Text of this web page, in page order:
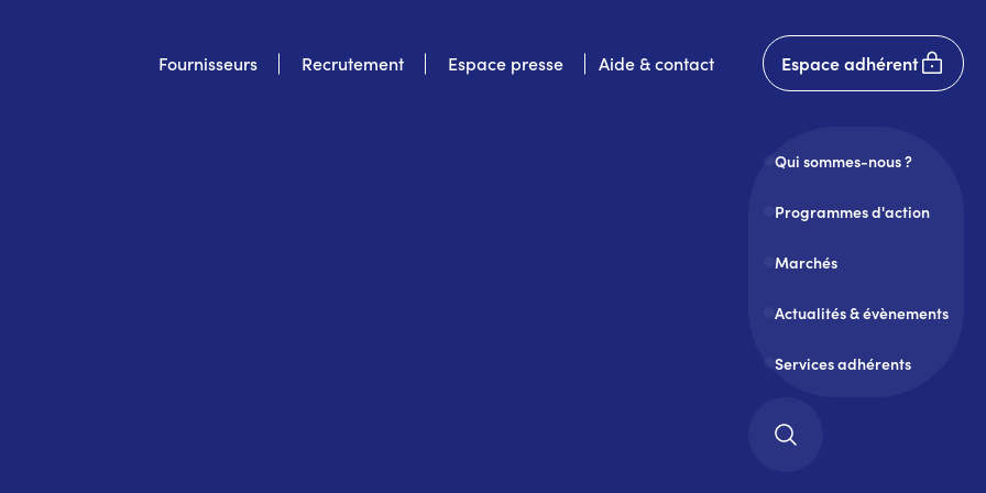
Fournisseurs Recrutement Espace presse Aide & contact
User
account
Espace adhérent
Qui sommes-nous ?
Programmes d'action
Marchés
Actualités & évènements
Services adhérents